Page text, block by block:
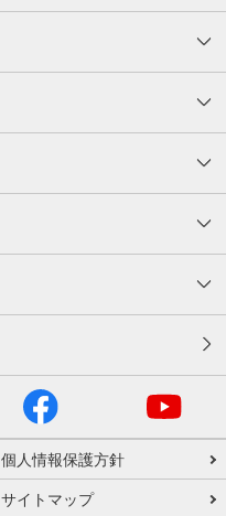
個人情報保護方針
サイトマップ